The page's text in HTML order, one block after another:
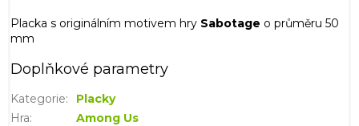
Placka s originálním motivem hry Sabotage o průměru 50
mm
Doplňkové parametry
Kategorie:
Placky
Hra:
Among Us